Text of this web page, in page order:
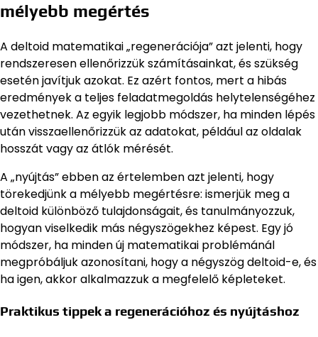
mélyebb megértés
A deltoid matematikai „regenerációja” azt jelenti, hogy
rendszeresen ellenőrizzük számításainkat, és szükség
esetén javítjuk azokat. Ez azért fontos, mert a hibás
eredmények a teljes feladatmegoldás helytelenségéhez
vezethetnek. Az egyik legjobb módszer, ha minden lépés
után visszaellenőrizzük az adatokat, például az oldalak
hosszát vagy az átlók mérését.
A „nyújtás” ebben az értelemben azt jelenti, hogy
törekedjünk a mélyebb megértésre: ismerjük meg a
deltoid különböző tulajdonságait, és tanulmányozzuk,
hogyan viselkedik más négyszögekhez képest. Egy jó
módszer, ha minden új matematikai problémánál
megpróbáljuk azonosítani, hogy a négyszög deltoid-e, és
ha igen, akkor alkalmazzuk a megfelelő képleteket.
Praktikus tippek a regenerációhoz és nyújtáshoz